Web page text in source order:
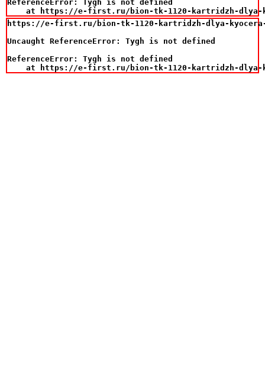
ReferenceError: Tygh is not defined
at https://e-first.ru/bion-tk-1120-kartridzh-
https://e-first.ru/bion-tk-1120-kartridzh-dlya-kyocera-
Uncaught ReferenceError: Tygh is not defined
ReferenceError: Tygh is not defined
at https://e-first.ru/bion-tk-1120-kartridzh-